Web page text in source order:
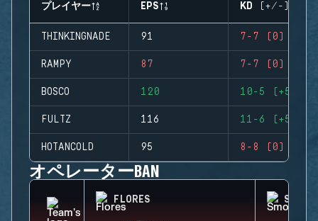
プレイヤー EPS KD (+/-)
THINKINGNADE 91 7-7 (0)
RAMPY 87 7-7 (0)
BOSCO 120 10-5 (+5)
FULTZ 116 11-6 (+5)
HOTANCOLD 95 8-8 (0)
オペレーターBAN
FLORES SMOKE